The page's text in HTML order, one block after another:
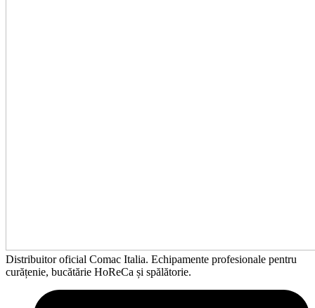
Distribuitor oficial Comac Italia. Echipamente profesionale pentru
curățenie, bucătărie HoReCa și spălătorie.